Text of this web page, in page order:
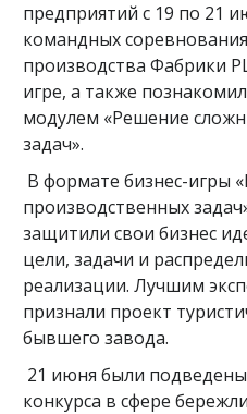
предприятий с 19 по 21
командных
производства Фабрики
игре, а также
модулем «Решение
задач».
В формате бизнес-игры
производственных
защитили свои бизнес
цели, задачи и
реализации. Лучшим
признали проект
бывшего завода.
21 июня были подведены
конкурса в сфере